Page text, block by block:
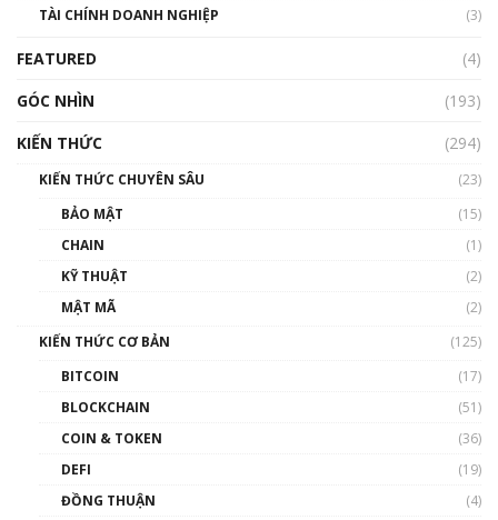
đến hệ sinh thái tiền mã hoá | Phổ cập
00:43:47
như thể nào?
00:39:31
Phổ cập Blockchain
TÀI CHÍNH DOANH NGHIỆP
(3)
FEATURED
(4)
GÓC NHÌN
(193)
KIẾN THỨC
(294)
KIẾN THỨC CHUYÊN SÂU
(23)
BẢO MẬT
(15)
CHAIN
(1)
KỸ THUẬT
(2)
MẬT MÃ
(2)
KIẾN THỨC CƠ BẢN
(125)
BITCOIN
(17)
BLOCKCHAIN
(51)
COIN & TOKEN
(36)
DEFI
(19)
ĐỒNG THUẬN
(4)